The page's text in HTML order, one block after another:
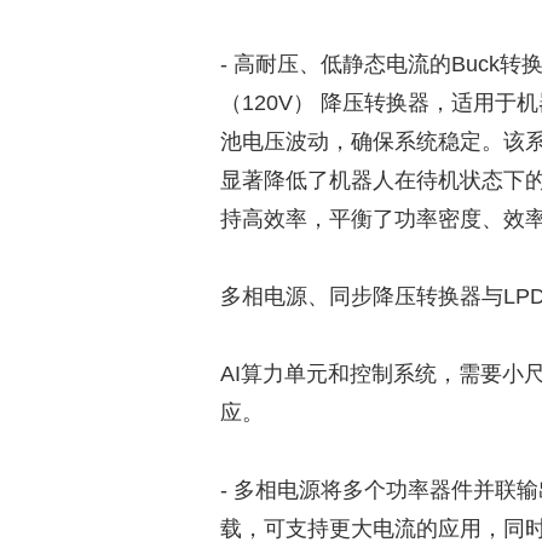
- 高耐压、低静态电流的Buck转
（120V） 降压转换器，适用于
池电压波动，确保系统稳定。该
显著降低了机器人在待机状态下
持高效率，平衡了功率密度、效
多相电源、同步降压转换器与
AI算力单元和控制系统，需要小
应。
- 多相电源将多个功率器件并联
载，可支持更大电流的应用，同